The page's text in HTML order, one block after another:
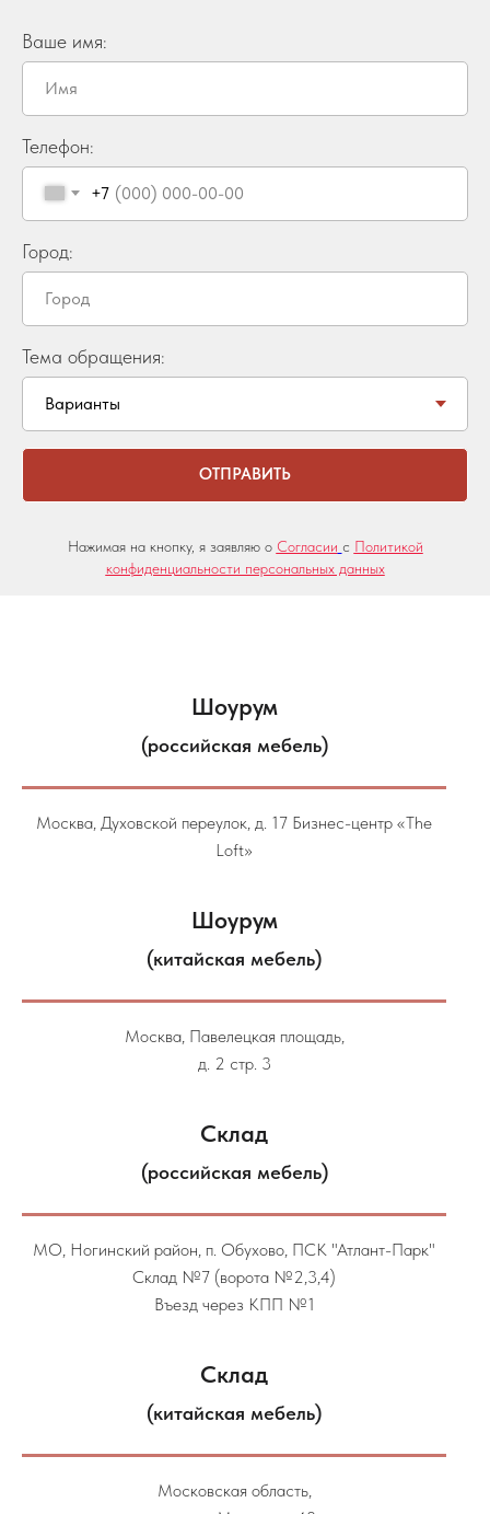
Ваше имя:
Телефон:
+7
Город:
Тема обращения:
ОТПРАВИТЬ
Нажимая на кнопку, я заявляю о Согласии с Политикой
конфиденциальности персональных данных
Шоурум
(российская мебель)
Москва, Духовской переулок, д. 17 Бизнес-центр «The
Loft»
Шоурум
(китайская мебель)
Москва, Павелецкая площадь,
д. 2 стр. 3
Склад
(российская мебель)
МО, Ногинский район, п. Обухово, ПСК "Атлант-Парк"
Склад №7 (ворота №2,3,4)
Въезд через КПП №1
Склад
(китайская мебель)
Московская область,